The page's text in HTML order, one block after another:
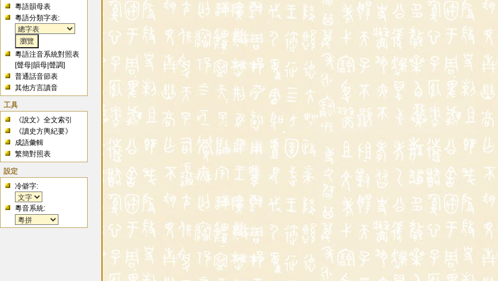
粵語韻母表
粵語分類字表:
粵語注音系統對照表
[聲母 |韻母 |聲調]
普通話音節表
其他方言讀音
工具
《說文》全文索引
《讀史方輿紀要》
成語彙輯
繁簡對照表
設定
冷僻字:
粵音系統: